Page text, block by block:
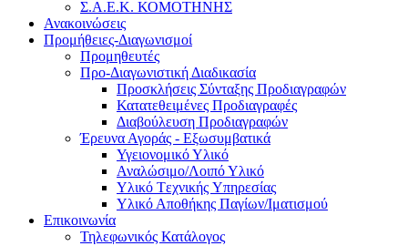
Σ.Α.Ε.Κ. ΚΟΜΟΤΗΝΗΣ
Ανακοινώσεις
Προμήθειες-Διαγωνισμοί
Προμηθευτές
Προ-Διαγωνιστική Διαδικασία
Προσκλήσεις Σύνταξης Προδιαγραφών
Κατατεθειμένες Προδιαγραφές
Διαβούλευση Προδιαγραφών
Έρευνα Αγοράς - Εξωσυμβατικά
Υγειονομικό Υλικό
Αναλώσιμο/Λοιπό Υλικό
Υλικό Tεχνικής Yπηρεσίας
Υλικό Αποθήκης Παγίων/Ιματισμού
Επικοινωνία
Τηλεφωνικός Κατάλογος